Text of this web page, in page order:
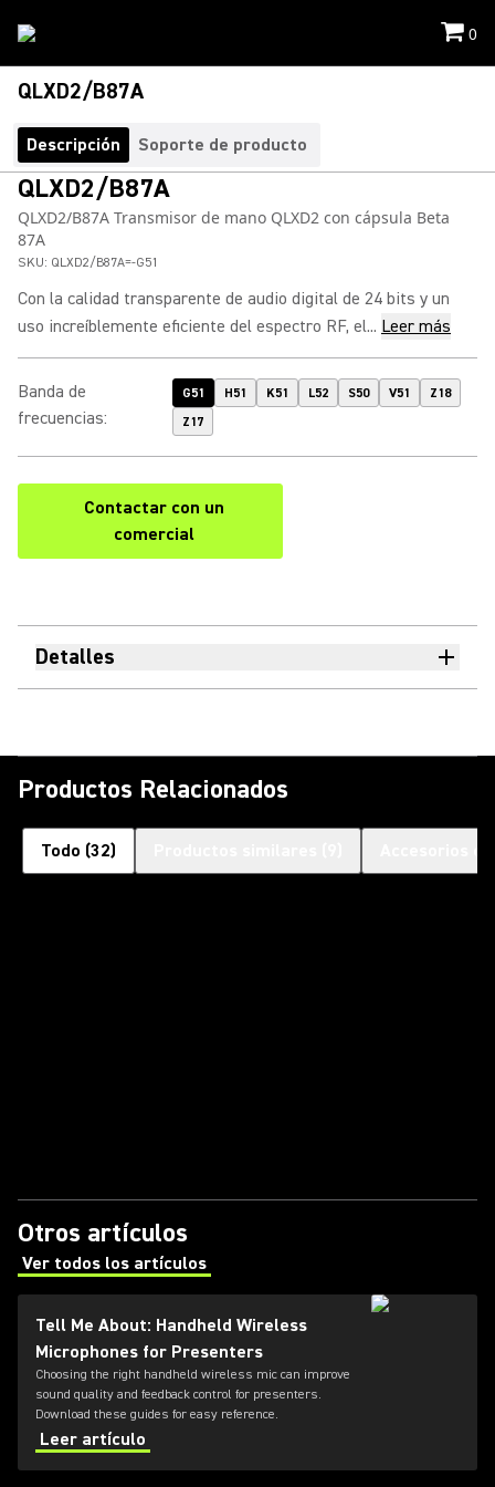
0
QLXD2/B87A
Descripción Soporte de producto
QLXD2/B87A
QLXD2/B87A Transmisor de mano QLXD2 con cápsula Beta
87A
SKU: QLXD2/B87A=-G51
Con la calidad transparente de audio digital de 24 bits y un
uso increíblemente eficiente del espectro RF, el... Leer más
Banda de
frecuencias:
G51 H51 K51 L52 S50 V51
Z18
Z17
Contactar con un
comercial
Detalles
Productos Relacionados
Todo (32)
Otros artículos
Ver todos los artículos
(Opens in a new tab)
Tell Me About: Handheld Wireless
Microphones for Presenters
Choosing the right handheld wireless mic can improve
sound quality and feedback control for presenters.
Download these guides for easy reference.
Leer artículo